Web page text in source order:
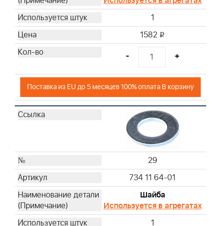
1
1582 i
- +
Поставка из EU до 5 месяцев 100% оплата В корзину
29
734 11 64-01
Шайба
Используется в агрегатах
1